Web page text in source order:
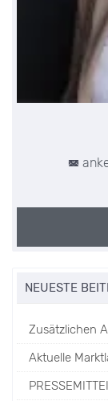
NEUESTE
Zusätzlichen
Aktuelle